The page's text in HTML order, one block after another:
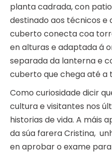
planta cadrada, con
destinado aos técnicos e
cuberto conecta coa
en alturas e adaptada á
separada da lanterna e
cuberto que chega até a
Como curiosidade dicir
cultura e visitantes nos
historias de vida. A máis
da súa farera Cristina,
en aprobar o exame